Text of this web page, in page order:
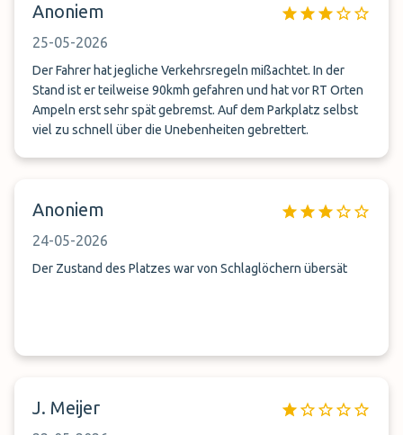
Anoniem
25-05-2026
Der Fahrer hat jegliche Verkehrsregeln mißachtet. In der
Stand ist er teilweise 90kmh gefahren und hat vor RT Orten
Ampeln erst sehr spät gebremst. Auf dem Parkplatz selbst
viel zu schnell über die Unebenheiten gebrettert.
Anoniem
24-05-2026
Der Zustand des Platzes war von Schlaglöchern übersät
J. Meijer